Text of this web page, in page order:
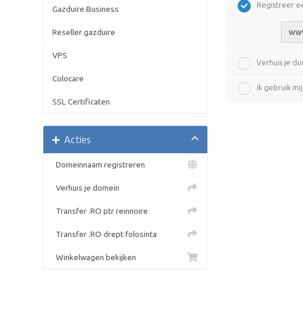
Gazduire Business
Reseller gazduire
VPS
Colocare
SSL Certificaten
Acties
Domeinnaam registreren
Verhuis je domein
Transfer .RO ptr reinnoire
Transfer .RO drept folosinta
Winkelwagen bekijken
Registreer
Verhuis je
Ik gebruik